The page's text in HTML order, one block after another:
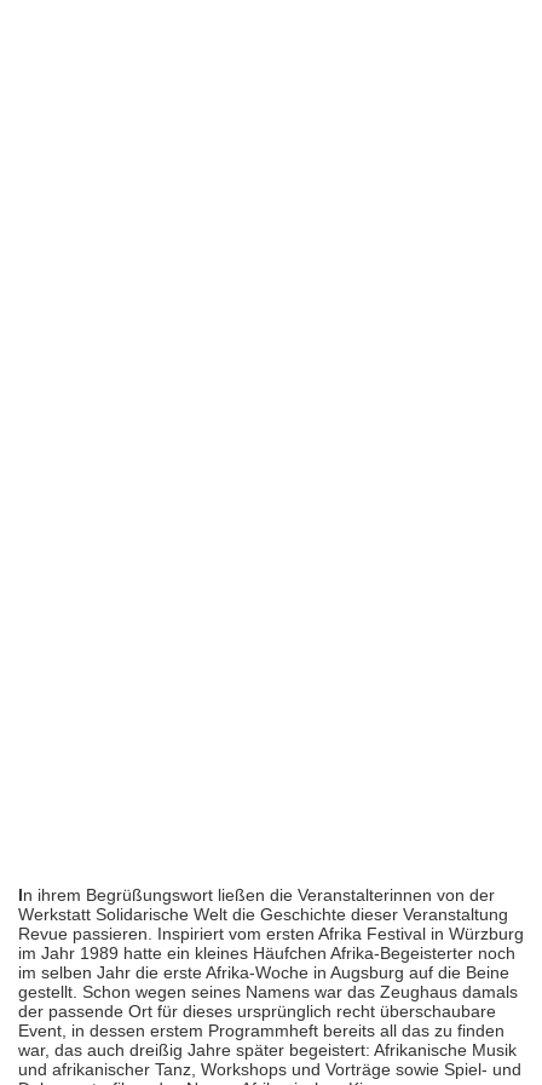
In ihrem Begrüßungswort ließen die Veranstalterinnen von der
Werkstatt Solidarische Welt die Geschichte dieser Veranstaltung
Revue passieren. Inspiriert vom ersten Afrika Festival in Würzburg
im Jahr 1989 hatte ein kleines Häufchen Afrika-Begeisterter noch
im selben Jahr die erste Afrika-Woche in Augsburg auf die Beine
gestellt. Schon wegen seines Namens war das Zeughaus damals
der passende Ort für dieses ursprünglich recht überschaubare
Event, in dessen erstem Programmheft bereits all das zu finden
war, das auch dreißig Jahre später begeistert: Afrikanische Musik
und afrikanischer Tanz, Workshops und Vorträge sowie Spiel- und